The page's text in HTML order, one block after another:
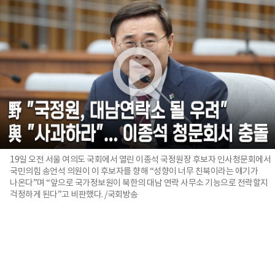
19일 오전 서울 여의도 국회에서 열린 이종석 국정원장 후보자 인사청문회에서
국민의힘 송언석 의원이 이 후보자를 향해 “성향이 너무 친북이라는 얘기가
나온다”며 “앞으로 국가정보원이 북한의 대남 연락 사무소 기능으로 전락할지
걱정하게 된다”고 비판했다. /국회방송